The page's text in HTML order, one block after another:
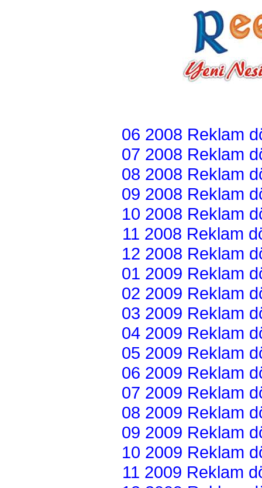
06 2008 Reklam
07 2008 Reklam
08 2008 Reklam
09 2008 Reklam
10 2008 Reklam
11 2008 Reklam
12 2008 Reklam
01 2009 Reklam
02 2009 Reklam
03 2009 Reklam
04 2009 Reklam
05 2009 Reklam
06 2009 Reklam
07 2009 Reklam
08 2009 Reklam
09 2009 Reklam
10 2009 Reklam
11 2009 Reklam